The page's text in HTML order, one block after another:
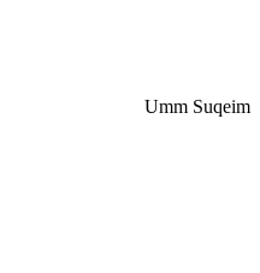
Umm Suqeim